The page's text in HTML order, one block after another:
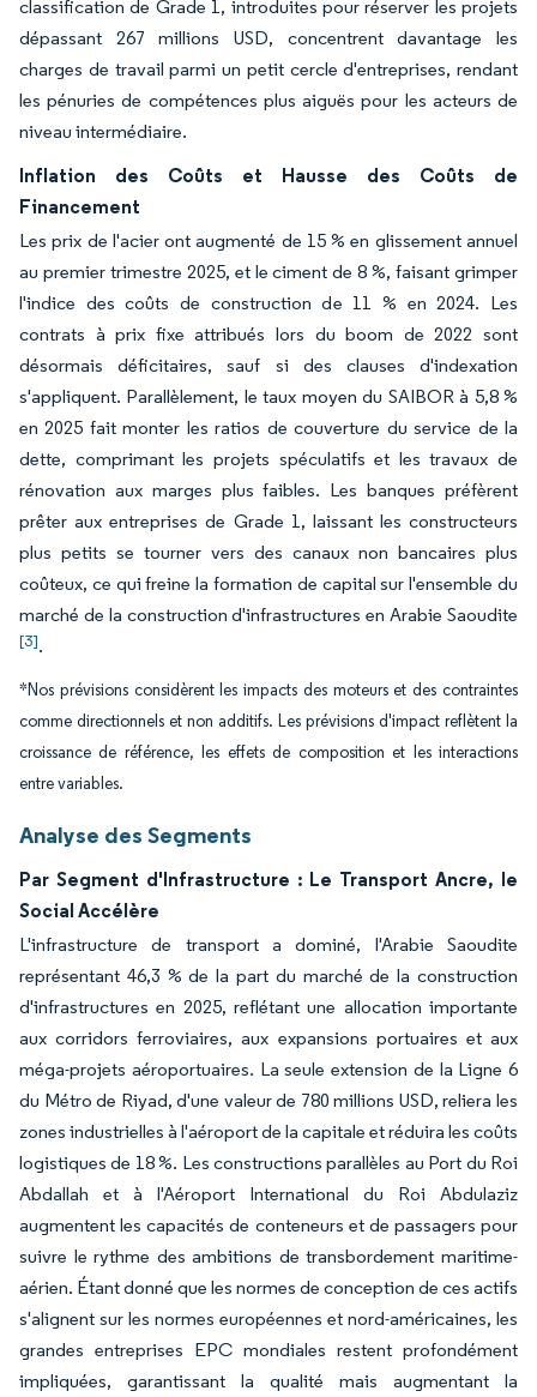
classification de Grade 1, introduites pour réserver les projets
dépassant 267 millions USD, concentrent davantage les
charges de travail parmi un petit cercle d'entreprises, rendant
les pénuries de compétences plus aiguës pour les acteurs de
niveau intermédiaire.
Inflation des Coûts et Hausse des Coûts de
Financement
Les prix de l'acier ont augmenté de 15 % en glissement annuel
au premier trimestre 2025, et le ciment de 8 %, faisant grimper
l'indice des coûts de construction de 11 % en 2024. Les
contrats à prix fixe attribués lors du boom de 2022 sont
désormais déficitaires, sauf si des clauses d'indexation
s'appliquent. Parallèlement, le taux moyen du SAIBOR à 5,8 %
en 2025 fait monter les ratios de couverture du service de la
dette, comprimant les projets spéculatifs et les travaux de
rénovation aux marges plus faibles. Les banques préfèrent
prêter aux entreprises de Grade 1, laissant les constructeurs
plus petits se tourner vers des canaux non bancaires plus
coûteux, ce qui freine la formation de capital sur l'ensemble du
marché de la construction d'infrastructures en Arabie Saoudite
[3].
*Nos prévisions considèrent les impacts des moteurs et des contraintes
comme directionnels et non additifs. Les prévisions d'impact reflètent la
croissance de référence, les effets de composition et les interactions
entre variables.
Analyse des Segments
Par Segment d'Infrastructure : Le Transport Ancre, le
Social Accélère
L'infrastructure de transport a dominé, l'Arabie Saoudite
représentant 46,3 % de la part du marché de la construction
d'infrastructures en 2025, reflétant une allocation importante
aux corridors ferroviaires, aux expansions portuaires et aux
méga-projets aéroportuaires. La seule extension de la Ligne 6
du Métro de Riyad, d'une valeur de 780 millions USD, reliera les
zones industrielles à l'aéroport de la capitale et réduira les coûts
logistiques de 18 %. Les constructions parallèles au Port du Roi
Abdallah et à l'Aéroport International du Roi Abdulaziz
augmentent les capacités de conteneurs et de passagers pour
suivre le rythme des ambitions de transbordement maritime-
aérien. Étant donné que les normes de conception de ces actifs
s'alignent sur les normes européennes et nord-américaines, les
grandes entreprises EPC mondiales restent profondément
impliquées, garantissant la qualité mais augmentant la